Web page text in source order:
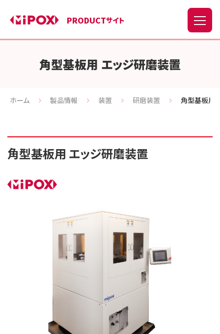
PRODUCTサイト
角型基板用 エッジ研磨装置
ホーム 製品情報 装置 研磨装置 角型基板用
角型基板用 エッジ研磨装置